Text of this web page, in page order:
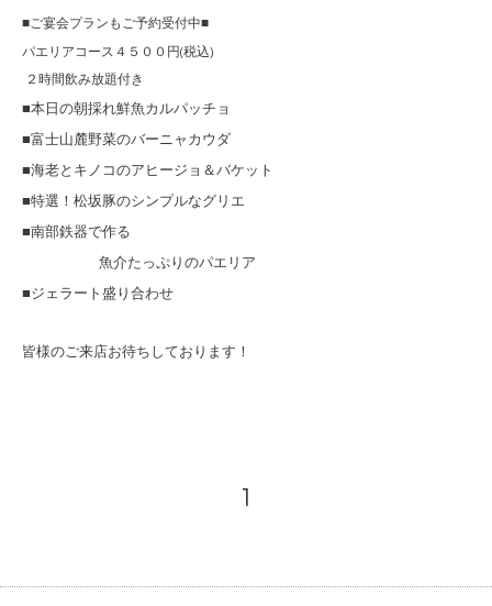
■ご宴会プランもご予約受付中■
パエリアコース４５００円(税込)
２時間飲み放題付き
■本日の朝採れ鮮魚カルパッチョ
■富士山麓野菜のバーニャカウダ
■海老とキノコのアヒージョ＆バケット
■特選！松坂豚のシンプルなグリエ
■南部鉄器で作る
魚介たっぷりのパエリア
■ジェラート盛り合わせ
皆様のご来店お待ちしております！
1